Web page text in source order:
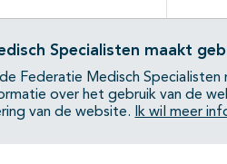
Specialisten maakt
Federatie Medisch Specialisten
over het gebruik van de
van de website.
Ik wil meer